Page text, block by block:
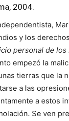
2004.
y los
personal de los
empezó la
tierras que la
a las
a estos
Se ven